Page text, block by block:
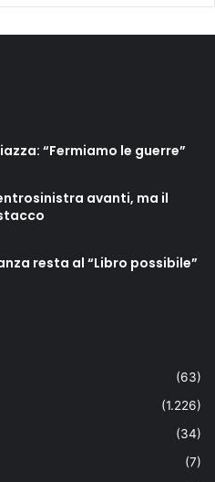
“Fermiamo le guerre”
avanti, ma il
resta al “Libro possibile”
(63)
(1.226)
(34)
(7)